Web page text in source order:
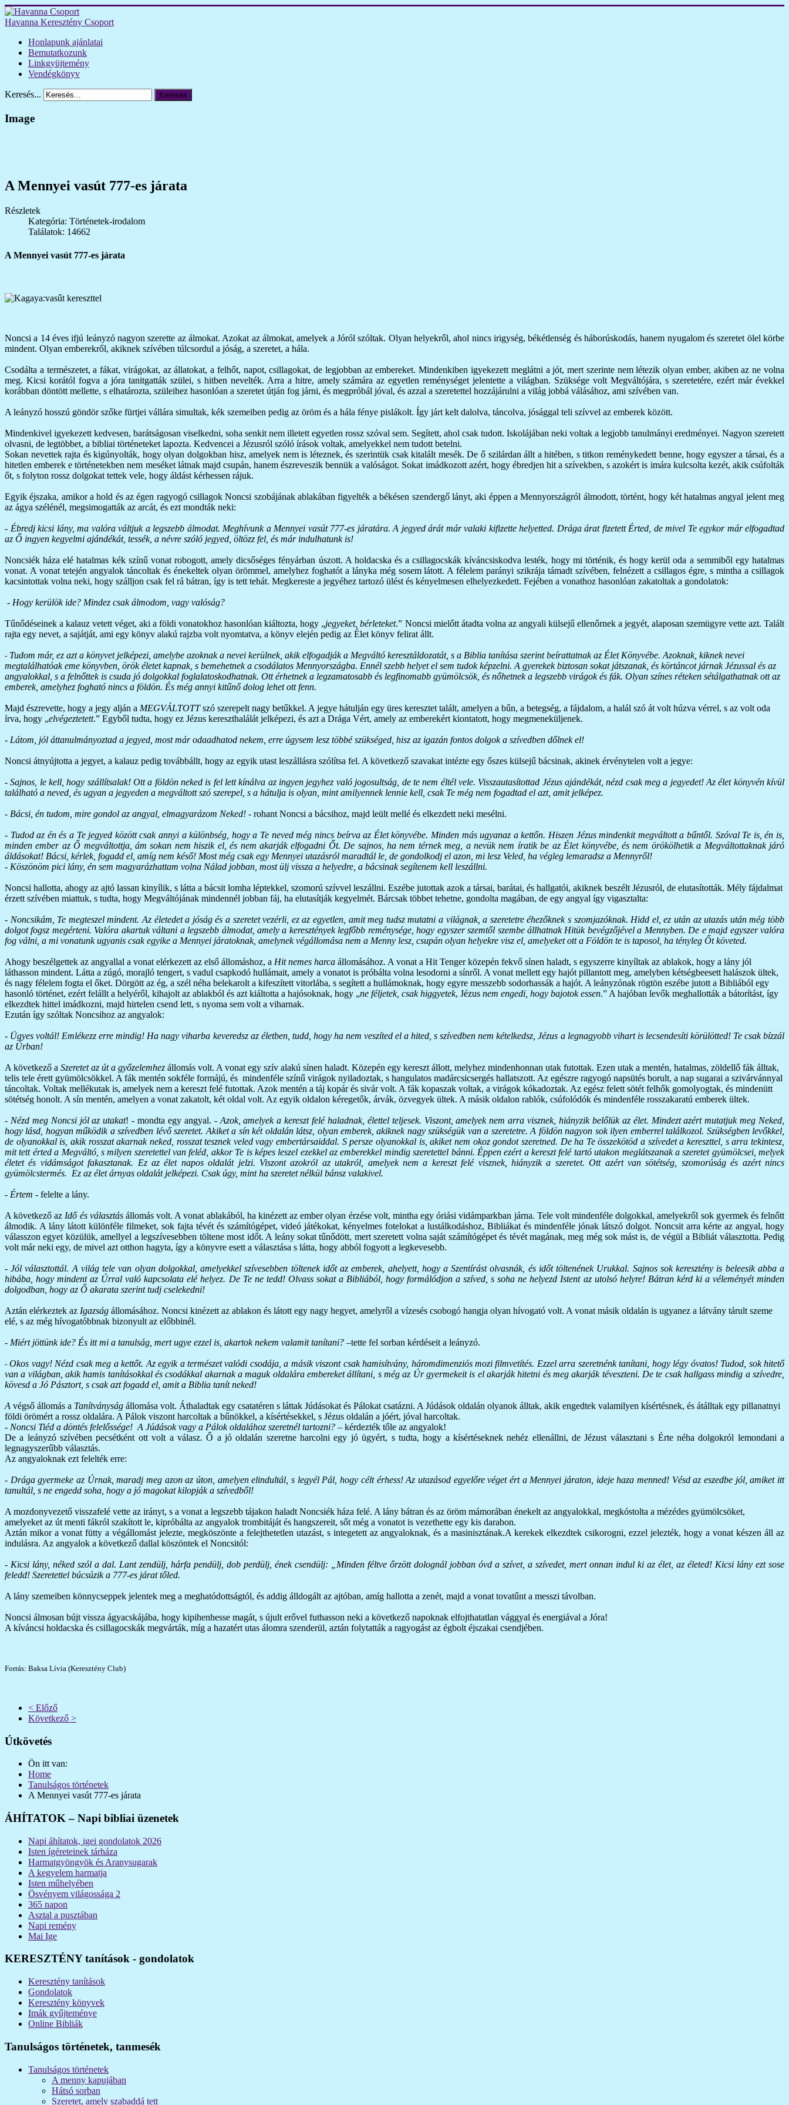
Havanna Keresztény Csoport
Honlapunk ajánlatai
Bemutatkozunk
Linkgyüjtemény
Vendégkönyv
Keresés... Keresés
Image
A Mennyei vasút 777-es járata
Részletek
Kategória: Történetek-irodalom
Találatok: 14662
A Mennyei vasút 777-es járata
Noncsi a 14 éves ifjú leányzó nagyon szerette az álmokat. Azokat az álmokat, amelyek a Jóról szóltak. Olyan helyekről, ahol nincs irigység, békétlenség és háborúskodás, hanem nyugalom és szeretet ölel körbe
mindent. Olyan emberekről, akiknek szívében túlcsordul a jóság, a szeretet, a hála.
Csodálta a természetet, a fákat, virágokat, az állatokat, a felhőt, napot, csillagokat, de legjobban az embereket. Mindenkiben igyekezett meglátni a jót, mert szerinte nem létezik olyan ember, akiben az ne volna
meg. Kicsi korától fogva a jóra tanitgatták szülei, s hitben nevelték. Arra a hitre, amely számára az egyetlen reménységet jelentette a világban. Szüksége volt Megváltójára, s szeretetére, ezért már évekkel
korábban döntött mellette, s elhatározta, szüleihez hasonlóan a szeretet útján fog járni, és megpróbál jóval, és azzal a szeretettel hozzájárulni a világ jobbá válásához, ami szívében van.
A leányzó hosszú göndör szőke fürtjei vállára simultak, kék szemeiben pedig az öröm és a hála fénye pislákolt. Így járt kelt dalolva, táncolva, jósággal teli szívvel az emberek között.
Mindenkivel igyekezett kedvesen, barátságosan viselkedni, soha senkit nem illetett egyetlen rossz szóval sem. Segített, ahol csak tudott. Iskolájában neki voltak a legjobb tanulmányi eredményei. Nagyon szeretett
olvasni, de legtöbbet, a bibliai történeteket lapozta. Kedvencei a Jézusról szóló írások voltak, amelyekkel nem tudott betelni.
Sokan nevettek rajta és kigúnyolták, hogy olyan dolgokban hisz, amelyek nem is léteznek, és szerintük csak kitalált mesék. De ő szilárdan állt a hitében, s titkon reménykedett benne, hogy egyszer a társai, és a
hitetlen emberek e történetekben nem meséket látnak majd csupán, hanem észreveszik bennük a valóságot. Sokat imádkozott azért, hogy ébredjen hit a szívekben, s azokért is imára kulcsolta kezét, akik csúfolták
őt, s folyton rossz dolgokat tettek vele, hogy áldást kérhessen rájuk.
Egyik éjszaka, amikor a hold és az égen ragyogó csillagok Noncsi szobájának ablakában figyelték a békésen szendergő lányt, aki éppen a Mennyországról álmodott, történt, hogy két hatalmas angyal jelent meg
az ágya szélénél, megsimogatták az arcát, és ezt mondták neki:
- Ébredj kicsi lány, ma valóra váltjuk a legszebb álmodat. Meghívunk a Mennyei vasút 777-es járatára. A jegyed árát már valaki kifizette helyetted. Drága árat fizetett Érted, de mivel Te egykor már elfogadtad
az Ő ingyen kegyelmi ajándékát, tessék, a névre szóló jegyed, öltözz fel, és már indulhatunk is!
Noncsiék háza elé hatalmas kék színű vonat robogott, amely dicsőséges fényárban úszott. A holdacska és a csillagocskák kíváncsiskodva lesték, hogy mi történik, és hogy kerül oda a semmiből egy hatalmas
vonat. A vonat tetején angyalok táncoltak és énekeltek olyan örömmel, amelyhez foghatót a lányka még sosem látott. A félelem parányi szikrája támadt szívében, felnézett a csillagos égre, s mintha a csillagok
kacsintottak volna neki, hogy szálljon csak fel rá bátran, így is tett tehát. Megkereste a jegyéhez tartozó ülést és kényelmesen elhelyezkedett. Fejében a vonathoz hasonlóan zakatoltak a gondolatok:
- Hogy kerülök ide? Mindez csak álmodom, vagy valóság?
Tűnődéseinek a kalauz vetett véget, aki a földi vonatokhoz hasonlóan kiáltozta, hogy „jegyeket, bérleteket.” Noncsi mielőtt átadta volna az angyali külsejű ellenőrnek a jegyét, alaposan szemügyre vette azt. Talált
rajta egy nevet, a sajátját, ami egy könyv alakú rajzba volt nyomtatva, a könyv elején pedig az Élet könyv felirat állt.
- Tudom már, ez azt a könyvet jelképezi, amelybe azoknak a nevei kerülnek, akik elfogadják a Megváltó keresztáldozatát, s a Biblia tanítása szerint beírattatnak az Élet Könyvébe. Azoknak, kiknek nevei
megtalálhatóak eme könyvben, örök életet kapnak, s bemehetnek a csodálatos Mennyországba. Ennél szebb helyet el sem tudok képzelni. A gyerekek biztosan sokat játszanak, és körtáncot járnak Jézussal és az
angyalokkal, s a felnőttek is csuda jó dolgokkal foglalatoskodhatnak. Ott érhetnek a legzamatosabb és legfinomabb gyümölcsök, és nőhetnek a legszebb virágok és fák. Olyan színes réteken sétálgathatnak ott az
emberek, amelyhez fogható nincs a földön. És még annyi kitűnő dolog lehet ott fenn.
Majd észrevette, hogy a jegy alján a MEGVÁLTOTTszó szerepelt nagy betűkkel. A jegye hátulján egy üres keresztet talált, amelyen a bűn, a betegség, a fájdalom, a halál szó át volt húzva vérrel, s az volt oda
írva, hogy „elvégeztetett.” Egyből tudta, hogy ez Jézus kereszthalálát jelképezi, és azt a Drága Vért, amely az emberekért kiontatott, hogy megmeneküljenek.
- Látom, jól áttanulmányoztad a jegyed, most már odaadhatod nekem, erre úgysem lesz többé szükséged, hisz az igazán fontos dolgok a szívedben dőlnek el!
Noncsi átnyújtotta a jegyet, a kalauz pedig továbbállt, hogy az egyik utast leszállásra szólítsa fel. A következő szavakat intézte egy őszes külsejű bácsinak, akinek érvénytelen volt a jegye:
-Sajnos, le kell, hogy szállítsalak! Ott a földön neked is fel lett kínálva az ingyen jegyhez való jogosultság, de te nem éltél vele. Visszautasítottad Jézus ajándékát, nézd csak meg a jegyedet! Az élet könyvén kívül
található a neved, és ugyan a jegyeden a megváltott szó szerepel, s a hátulja is olyan, mint amilyennek lennie kell, csak Te még nem fogadtad el azt, amit jelképez.
- Bácsi, én tudom, mire gondol az angyal, elmagyarázom Neked! - rohant Noncsi a bácsihoz, majd leült mellé és elkezdett neki mesélni.
- Tudod az én és a Te jegyed között csak annyi a különbség, hogy a Te neved még nincs beírva az Élet könyvébe. Minden más ugyanaz a kettőn. Hiszen Jézus mindenkit megváltott a bűntől. Szóval Te is, én is,
minden ember az Ő megváltottja, ám sokan nem hiszik el, és nem akarják elfogadni Őt. De sajnos, ha nem térnek meg, a nevük nem íratik be az Élet könyvébe, és nem örökölhetik a Megváltottaknak járó
áldásokat! Bácsi, kérlek, fogadd el, amíg nem késő! Most még csak egy Mennyei utazásról maradtál le, de gondolkodj el azon, mi lesz Veled, ha végleg lemaradsz a Mennyről!
- Köszönöm pici lány, én sem magyarázhattam volna Nálad jobban, most ülj vissza a helyedre, a bácsinak segítenem kell leszállni.
Noncsi hallotta, ahogy az ajtó lassan kinyílik, s látta a bácsit lomha léptekkel, szomorú szívvel leszállni. Eszébe jutottak azok a társai, barátai, és hallgatói, akiknek beszélt Jézusról, de elutasították. Mély fájdalmat
érzett szívében miattuk, s tudta, hogy Megváltójának mindennél jobban fáj, ha elutasítják kegyelmét. Bárcsak többet tehetne, gondolta magában, de egy angyal így vigasztalta:
- Noncsikám, Te megteszel mindent. Az életedet a jóság és a szeretet vezérli, ez az egyetlen, amit meg tudsz mutatni a világnak, a szeretetre éhezőknek s szomjazóknak. Hidd el, ez után az utazás után még több
dolgot fogsz megérteni. Valóra akartuk váltani a legszebb álmodat, amely a keresztények legfőbb reménysége, hogy egyszer szemtől szembe állhatnak Hitük bevégzőjével a Mennyben. De e majd egyszer valóra
fog válni, a mi vonatunk ugyanis csak egyike a Mennyei járatoknak, amelynek végállomása nem a Menny lesz, csupán olyan helyekre visz el, amelyeket ott a Földön te is taposol, ha tényleg Őt követed.
Ahogy beszélgettek az angyallal a vonat elérkezett az első állomáshoz, a Hit nemes harca állomásához. A vonat a Hit Tenger közepén fekvő sínen haladt, s egyszerre kinyíltak az ablakok, hogy a lány jól
láthasson mindent. Látta a zúgó, morajló tengert, s vadul csapkodó hullámait, amely a vonatot is próbálta volna lesodorni a sínről. A vonat mellett egy hajót pillantott meg, amelyben kétségbeesett halászok ültek,
és nagy félelem fogta el őket. Dörgött az ég, a szél néha belekarolt a kifeszített vitorlába, s segített a hullámoknak, hogy egyre messzebb sodorhassák a hajót. A leányzónak rögtön eszébe jutott a Bibliából egy
hasonló történet, ezért felállt a helyéről, kihajolt az ablakból és azt kiáltotta a hajósoknak, hogy „ne féljetek, csak higgyetek, Jézus nem engedi, hogy bajotok essen.” A hajóban levők meghallották a bátorítást, így
elkezdtek hittel imádkozni, majd hirtelen csend lett, s nyoma sem volt a viharnak.
Ezután így szóltak Noncsihoz az angyalok:
- Ügyes voltál! Emlékezz erre mindig! Ha nagy viharba keveredsz az életben, tudd, hogy ha nem veszíted el a hited, s szívedben nem kételkedsz, Jézus a legnagyobb vihart is lecsendesíti körülötted! Te csak bízzál
az Úrban!
A következő a Szeretet az út a győzelemhez állomás volt. A vonat egy szív alakú sínen haladt. Közepén egy kereszt állott, melyhez mindenhonnan utak futottak. Ezen utak a mentén, hatalmas, zöldellő fák álltak,
telis tele érett gyümölcsökkel. A fák mentén sokféle formájú, és mindenféle színű virágok nyiladoztak, s hangulatos madárcsicsergés hallatszott. Az egészre ragyogó napsütés borult, a nap sugarai a szivárvánnyal
táncoltak. Voltak mellékutak is, amelyek nem a kereszt felé futottak. Azok mentén a táj kopár és sivár volt. A fák kopaszak voltak, a virágok kókadoztak. Az egész felett sötét felhők gomolyogtak, és mindenütt
sötétség honolt. A sín mentén, amelyen a vonat zakatolt, két oldal volt. Az egyik oldalon kéregetők, árvák, özvegyek ültek. A másik oldalon rablók, csúfolódók és mindenféle rosszakaratú emberek ültek.
- Nézd meg Noncsi jól az utakat! - mondta egy angyal. - Azok, amelyek a kereszt felé haladnak, élettel teljesek. Viszont, amelyek nem arra visznek, hiányzik belőlük az élet. Mindezt azért mutatjuk meg Neked,
hogy lásd, hogyan működik a szívedben lévő szeretet. Akiket a sín két oldalán látsz, olyan emberek, akiknek nagy szükségük van a szeretetre. A földön nagyon sok ilyen emberrel találkozol. Szükségben levőkkel,
de olyanokkal is, akik rosszat akarnak neked, rosszat tesznek veled vagy embertársaiddal. S persze olyanokkal is, akiket nem okoz gondot szeretned. De ha Te összekötöd a szívedet a kereszttel, s arra tekintesz,
mit tett érted a Megváltó, s milyen szeretettel van feléd, akkor Te is képes leszel ezekkel az emberekkel mindig szeretettel bánni. Éppen ezért a kereszt felé tartó utakon meglátszanak a szeretet gyümölcsei, melyek
életet és vidámságot fakasztanak. Ez az élet napos oldalát jelzi. Viszont azokról az utakról, amelyek nem a kereszt felé visznek, hiányzik a szeretet. Ott azért van sötétség, szomorúság és azért nincs
gyümölcstermés. Ez az élet árnyas oldalát jelképezi. Csak úgy, mint ha szeretet nélkül bánsz valakivel.
- Értem - felelte a lány.
A következő az Idő és választásállomás volt. A vonat ablakából, ha kinézett az ember olyan érzése volt, mintha egy óriási vidámparkban járna. Tele volt mindenféle dolgokkal, amelyekről sok gyermek és felnőtt
álmodik. A lány látott különféle filmeket, sok fajta tévét és számítógépet, videó játékokat, kényelmes fotelokat a lustálkodáshoz, Bibliákat és mindenféle jónak látszó dolgot. Noncsit arra kérte az angyal, hogy
válasszon egyet közülük, amellyel a legszívesebben töltene most időt. A leány sokat tűnődött, mert szeretett volna saját számítógépet és tévét magának, meg még sok mást is, de végül a Bibliát választotta. Pedig
volt már neki egy, de mivel azt otthon hagyta, így a könyvre esett a választása s látta, hogy abból fogyott a legkevesebb.
-Jól választottál. A világ tele van olyan dolgokkal, amelyekkel szívesebben töltenek időt az emberek, ahelyett, hogy a Szentírást olvasnák, és időt töltenének Urukkal. Sajnos sok keresztény is beleesik abba a
hibába, hogy mindent az Úrral való kapcsolata elé helyez. De Te ne tedd! Olvass sokat a Bibliából, hogy formálódjon a szíved, s soha ne helyezd Istent az utolsó helyre! Bátran kérd ki a véleményét minden
dolgodban, hogy az Ő akarata szerint tudj cselekedni!
Aztán elérkeztek az Igazság állomásához. Noncsi kinézett az ablakon és látott egy nagy hegyet, amelyről a vízesés csobogó hangja olyan hívogató volt. A vonat másik oldalán is ugyanez a látvány tárult szeme
elé, s az még hívogatóbbnak bizonyult az előbbinél.
- Miért jöttünk ide? És itt mi a tanulság, mert ugye ezzel is, akartok nekem valamit tanítani? –tette fel sorban kérdéseit a leányzó.
- Okos vagy! Nézd csak meg a kettőt. Az egyik a természet valódi csodája, a másik viszont csak hamisítvány, háromdimenziós mozi filmvetítés. Ezzel arra szeretnénk tanítani, hogy légy óvatos! Tudod, sok hitető
van a világban, akik hamis tanításokkal és csodákkal akarnak a maguk oldalára embereket állítani, s még az Úr gyermekeit is el akarják hitetni és meg akarják téveszteni. De te csak hallgass mindig a szívedre,
kövesd a Jó Pásztort, s csak azt fogadd el, amit a Biblia tanít neked!
A végső állomás a Tanítványság állomása volt. Áthaladtak egy csatatéren s láttak Júdásokat és Pálokat csatázni. A Júdások oldalán olyanok álltak, akik engedtek valamilyen kísértésnek, és átálltak egy pillanatnyi
földi örömért a rossz oldalára. A Pálok viszont harcoltak a bűnökkel, a kísértésekkel, s Jézus oldalán a jóért, jóval harcoltak.
- Noncsi Tiéd a döntés felelőssége! A Júdások vagy a Pálok oldalához szeretnél tartozni? – kérdezték tőle az angyalok!
De a leányzó szívében pecsétként ott volt a válasz. Ő a jó oldalán szeretne harcolni egy jó ügyért, s tudta, hogy a kísértéseknek nehéz ellenállni, de Jézust választani s Érte néha dolgokról lemondani a
legnagyszerűbb választás.
Az angyaloknak ezt felelték erre:
- Drága gyermeke az Úrnak, maradj meg azon az úton, amelyen elindultál, s legyél Pál, hogy célt érhess! Az utazásod egyelőre véget ért a Mennyei járaton, ideje haza menned! Vésd az eszedbe jól, amiket itt
tanultál, s ne engedd soha, hogy a jó magokat kilopják a szívedből!
A mozdonyvezető visszafelé vette az irányt, s a vonat a legszebb tájakon haladt Noncsiék háza felé. A lány bátran és az öröm mámorában énekelt az angyalokkal, megkóstolta a mézédes gyümölcsöket,
amelyeket az út menti fákról szakított le, kipróbálta az angyalok trombitáját és hangszereit, sőt még a vonatot is vezethette egy kis darabon.
Aztán mikor a vonat fütty a végállomást jelezte, megköszönte a felejthetetlen utazást, s integetett az angyaloknak, és a masinisztának.A kerekek elkezdtek csikorogni, ezzel jelezték, hogy a vonat készen áll az
indulásra. Az angyalok a következő dallal köszöntek el Noncsitól:
- Kicsi lány, néked szól a dal. Lant zendülj, hárfa pendülj, dob perdülj, ének csendülj: „Minden féltve őrzött dolognál jobban óvd a szívet, a szívedet, mert onnan indul ki az élet, az életed! Kicsi lány ezt sose
feledd! Szeretettel búcsúzik a 777-es járat tőled.
A lány szemeiben könnycseppek jelentek meg a meghatódottságtól, és addig álldogált az ajtóban, amíg hallotta a zenét, majd a vonat tovatűnt a messzi távolban.
Noncsi álmosan bújt vissza ágyacskájába, hogy kipihenhesse magát, s újult erővel futhasson neki a következő napoknak elfojthatatlan vággyal és energiával a Jóra!
A kíváncsi holdacska és csillagocskák megvárták, míg a hazatért utas álomra szenderül, aztán folytatták a ragyogást az égbolt éjszakai csendjében.
Forrás: Baksa Lívia (Keresztény Club)
< Előző
Következő >
Útkövetés
Ön itt van:
Home
Tanulságos történetek
A Mennyei vasút 777-es járata
ÁHÍTATOK – Napi bibliai üzenetek
Napi áhítatok, igei gondolatok 2026
Isten ígéreteinek tárháza
Harmatgyöngyök és Aranysugarak
A kegyelem harmatja
Isten műhelyében
Ösvényem világossága 2
365 napon
Asztal a pusztában
Napi remény
Mai Ige
KERESZTÉNY tanítások - gondolatok
Keresztény tanítások
Gondolatok
Keresztény könyvek
Imák gyűjteménye
Online Bibliák
Tanulságos történetek, tanmesék
Tanulságos történetek
A menny kapujában
Hátsó sorban
Szeretet, amely szabaddá tett